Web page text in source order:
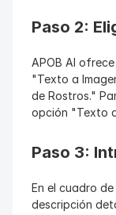
Paso 2:
APOB AI
"Texto a
de Rostros."
opción "Texto
Paso 3:
En el cuadro
descripción